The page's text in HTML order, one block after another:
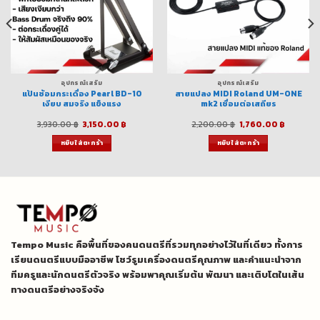
อุปกรณ์เสริม
แป้นซ้อมกระเดื่อง Pearl BD-10
เงียบ สมจริง แข็งแรง
3,930.00฿ Original
price
was:
3,930.00 ฿.
3,150.00 ฿
หยิบใส่ตะกร้า
อุปกรณ์เสริม
สายแปลง MIDI Roland UM-ONE
mk2 เชื่อมต่อเสถียร
2,200.00฿ Original
price
was:
2,200.00 ฿.
1,760.00 ฿Current
หยิบใส่ตะกร้า
Tempo Music คือพื้นที่ของคนดนตรีที่รวมทุกอย่างไว้ในที่เดียว ทั้งการ
เรียนดนตรีแบบมืออาชีพ โชว์รูมเครื่องดนตรีคุณภาพ และคำแนะนำจาก
ทีมครูและนักดนตรีตัวจริง พร้อมพาคุณเริ่มต้น พัฒนา และเติบโตในเส้น
ทางดนตรีอย่างจริงจัง